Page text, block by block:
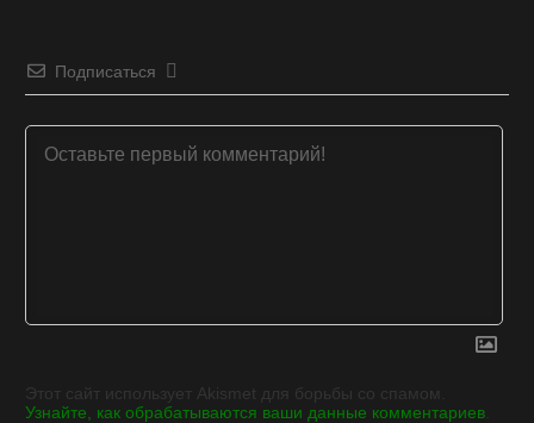
Подписаться
Этот сайт использует Akismet для борьбы со спамом.
Узнайте, как обрабатываются ваши данные комментариев